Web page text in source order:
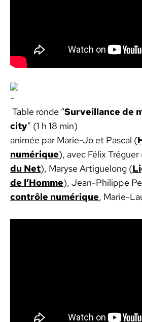
Table ronde “Sur­veil­lance de
city” (1 h 18 min)
ani­mée par Marie-Jo et Pas­cal (
numérique), avec Félix Tréguer
du Net), Maryse Artigue­long (
de l’Homme), Jean-Philippe
con­trôle numérique, Marie-